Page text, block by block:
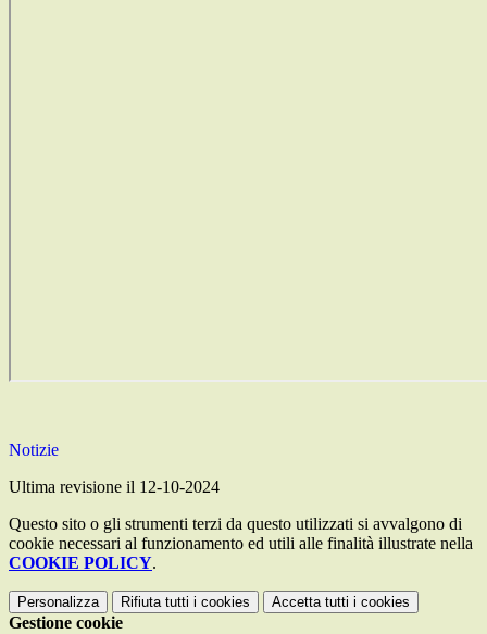
Notizie
Ultima revisione il 12-10-2024
Questo sito o gli strumenti terzi da questo utilizzati si avvalgono di
cookie necessari al funzionamento ed utili alle finalità illustrate nella
COOKIE POLICY.
Personalizza Rifiuta tutti i cookies Accetta tutti i cookies
Gestione cookie